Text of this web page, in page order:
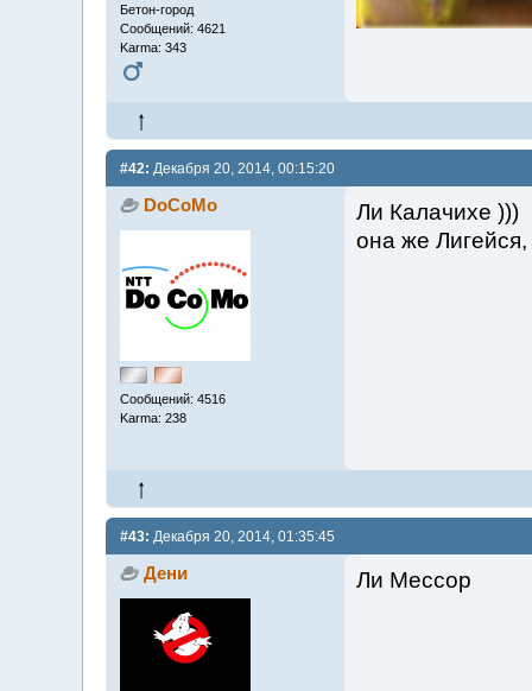
Бетон-город
Сообщений: 4621
Karma: 343
#42: Декабря 20, 2014, 00:15:20
DoCoMo
Сообщений: 4516
Karma: 238
Ли Калачихе )))
она же
#43: Декабря 20, 2014, 01:35:45
Дени Ли Мессор